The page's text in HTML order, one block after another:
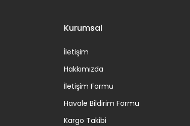
Kurumsal
İletişim
Hakkımızda
İletişim Formu
Havale Bildirim Formu
Kargo Takibi